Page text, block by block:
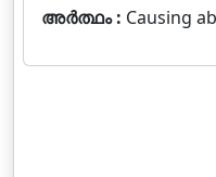
അർത്ഥം : Causing